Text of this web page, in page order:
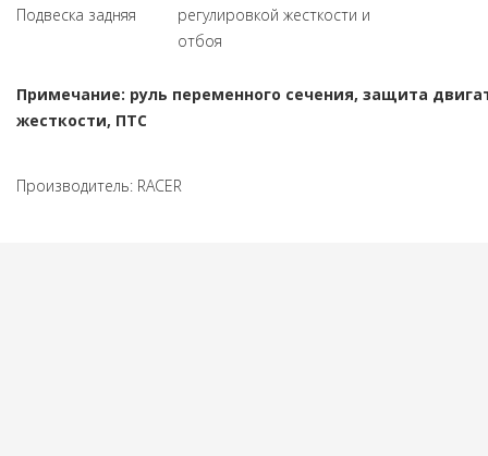
Подвеска задняя
регулировкой жесткости и
отбоя
Примечание: руль переменного сечения, защита
жесткости, ПТС
Производитель: RACER